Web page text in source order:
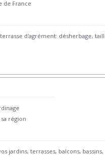
de France
d'agrément: désherbage,
région
jardins, terrasses, balcons,